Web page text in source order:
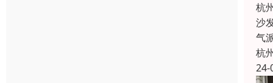
杭
沙
气
杭
24-